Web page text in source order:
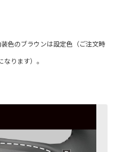
のブラウンは設定色（ご注文時
ります）。